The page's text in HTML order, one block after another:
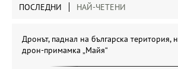
ПОСЛЕДНИ НАЙ-ЧЕТЕНИ
Дронът, паднал на българска територия,
дрон-примамка „Майя“